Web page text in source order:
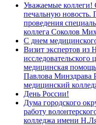
Уважаемые
печальную новость.
проведения
коллега Соколов
С днем
Визит экспертов из
медицинская
Павлова Минздрава
медицинский
День России!
Дума городского
работу
колледжа имени